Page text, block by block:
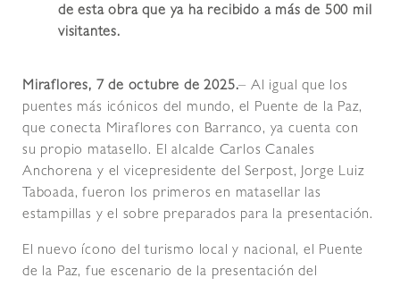
de esta obra que ya ha recibido a más de 500 mil
visitantes.
Miraflores, 7 de octubre de 2025.– Al igual que los
puentes más icónicos del mundo, el Puente de la Paz,
que conecta Miraflores con Barranco, ya cuenta con
su propio matasello. El alcalde Carlos Canales
Anchorena y el vicepresidente del Serpost, Jorge Luiz
Taboada, fueron los primeros en matasellar las
estampillas y el sobre preparados para la presentación.
El nuevo ícono del turismo local y nacional, el Puente
de la Paz, fue escenario de la presentación del